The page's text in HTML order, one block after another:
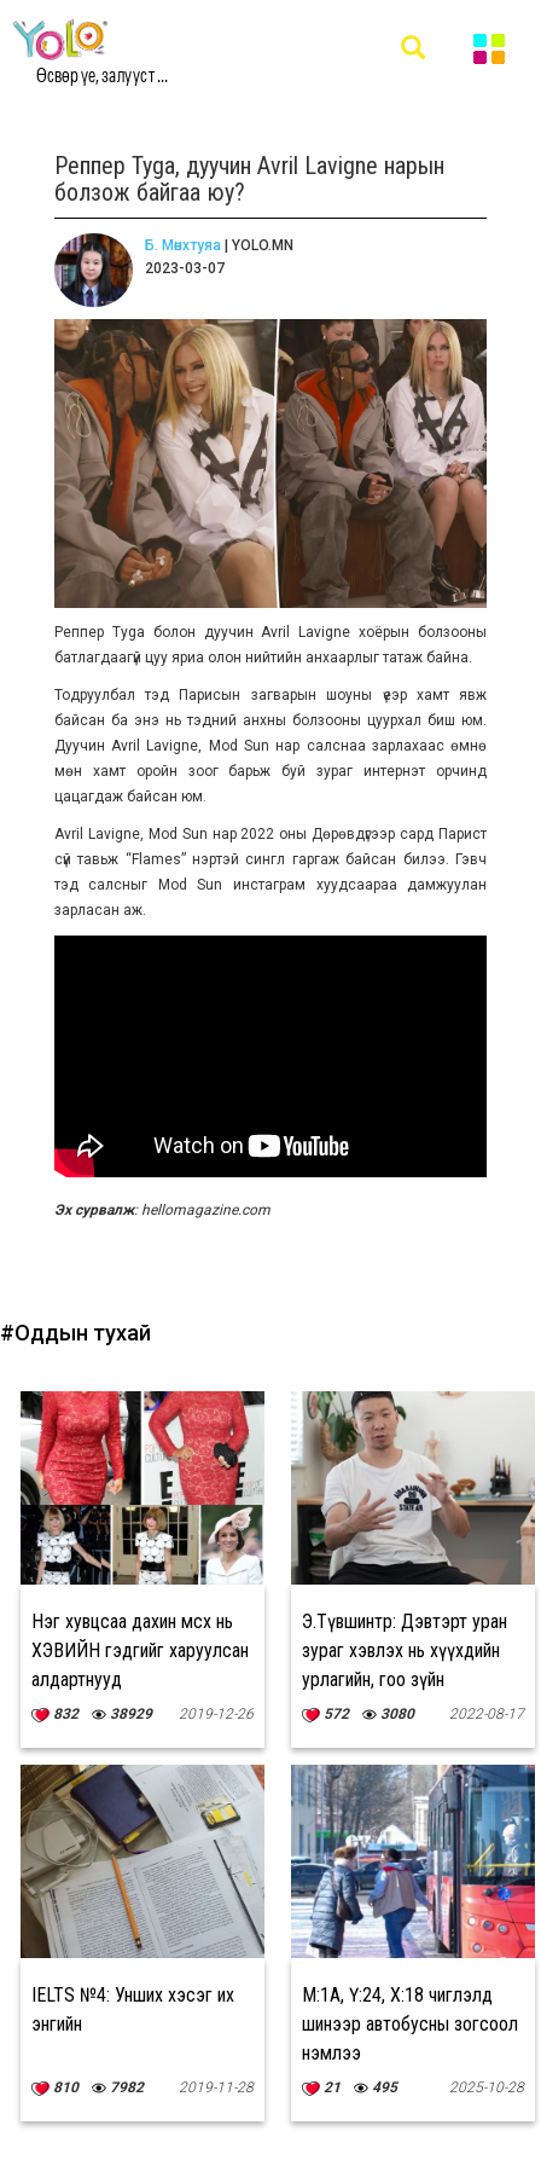
Өсвөр үе, залууст ...
Реппер Tyga, дуучин Avril Lavigne нарын
болзож байгаа юу?
Б. Мөнхтуяа| YOLO.MN
2023-03-07
Реппер Tyga болон дуучин Avril Lavigne хоёрын болзооны
батлагдаагүй цуу яриа олон нийтийн анхаарлыг татаж байна.
Тодруулбал тэд Парисын загварын шоуны үеэр хамт явж
байсан ба энэ нь тэдний анхны болзооны цуурхал биш юм.
Дуучин Avril Lavigne, Mod Sun нар салснаа зарлахаас өмнө
мөн хамт оройн зоог барьж буй зураг интернэт орчинд
цацагдаж байсан юм.
Avril Lavigne, Mod Sun нар 2022 оны Дөрөвдүгээр сард Парист
сүй тавьж “Flames” нэртэй сингл гаргаж байсан билээ. Гэвч
тэд салсныг Mod Sun инстаграм хуудсаараа дамжуулан
зарласан аж.
Эх сурвалж: hellomagazine.com
#Оддын тухай
Нэг хувцсаа дахин өмсөх нь
ХЭВИЙН гэдгийг харуулсан
алдартнууд
832 38929 2019-12-26
Э.Түвшинтөр: Дэвтэрт уран
зураг хэвлэх нь хүүхдийн
урлагийн, гоо зүйн
ойлголтод ч ашиг тустай
572 3080 2022-08-17
IELTS №4: Унших хэсэг их
энгийн
810 7982 2019-11-28
М:1А, Ү:24, Х:18 чиглэлд
шинээр автобусны зогсоол
нэмлээ
21 495 2025-10-28